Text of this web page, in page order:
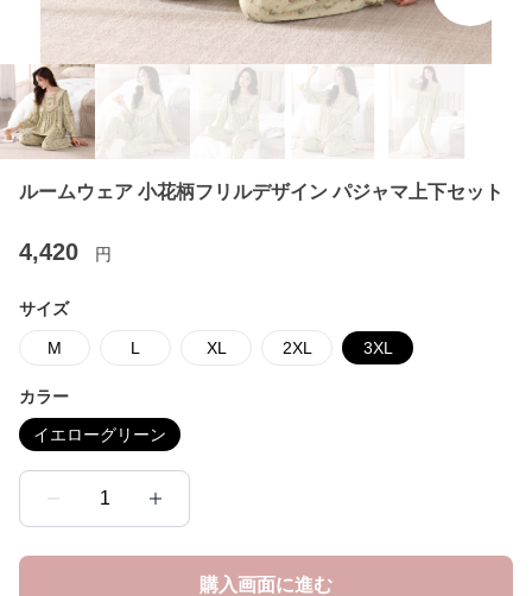
ルームウェア 小花柄フリルデザイン パジャマ上下セット
4,420 円
サイズ
M L XL 2XL 3XL
カラー
イエローグリーン
1
購入画面に進む